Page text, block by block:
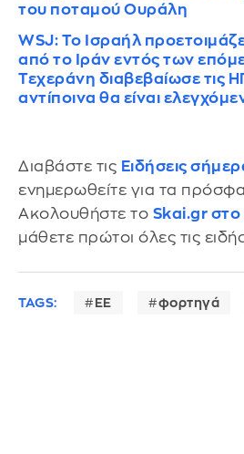
του ποταμού Ουράλη
WSJ: Το Ισραήλ
από το Ιράν εντός των
Τεχεράνη διαβεβαίωσε τις
αντίποινα θα είναι
Διαβάστε τις Ειδήσεις
ενημερωθείτε για τα
Ακολουθήστε το Skai.gr στο
μάθετε πρώτοι όλες τις
TAGS: ΕΕ φορτηγά